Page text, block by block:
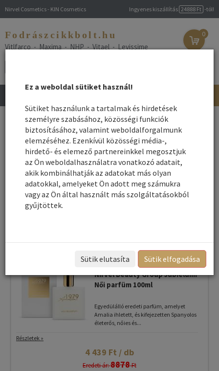
Nirvel Cosmetics - KIN Cosmetics Ingyenes kiszállítás 24888 Ft -tól!
Fodrászcikkbolt.hu
Vitlfarco - Maxima - NHP - Vitael - Levissime
0
navigation
Főoldal/Webshop/ Parfümök
Parfümök
Női és Férfi parfümök, Barber illatosítók
Név szerint
Rendezés:
Rendezés - Gyártók - szerint:
.Amalia1979 Eredeti Spanyol
Nirvel Beauty Group Jubielumi
Női parfüm 100ml
​Egyedülálló eredeti parfüm, amelyet
Amalia ihletett, és kifejezetten Spanyolos
életerős, nőies és...
Részletek »
4 439 Ft / db
Eredeti ár:8878Ft
Ez a weboldal sütiket használ!
Sütiket használunk a tartalmak és hirdetések
személyre szabásához, közösségi funkciók
biztosításához, valamint weboldalforgalmunk
elemzéséhez. Ezenkívül közösségi média-,
hirdető- és elemező partnereinkkel megosztjuk
az Ön weboldalhasználatra vonatkozó adatait,
akik kombinálhatják az adatokat más olyan
adatokkal, amelyeket Ön adott meg számukra
vagy az Ön által használt más szolgáltatásokból
gyűjtöttek.
Sütik elutasíta Sütik elfogadása